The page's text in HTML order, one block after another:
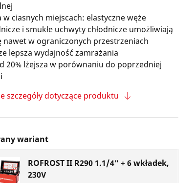
w ciasnych miejscach: elastyczne węże
i smukłe uchwyty chłodnicze umożliwiają
nawet w ograniczonych przestrzeniach
lepsza wydajność zamrażania
20% lżejsza w porównaniu do poprzedniej
szczegóły dotyczące produktu
wariant
ROFROST II R290 1.1/4" + 6 wkładek,
230V